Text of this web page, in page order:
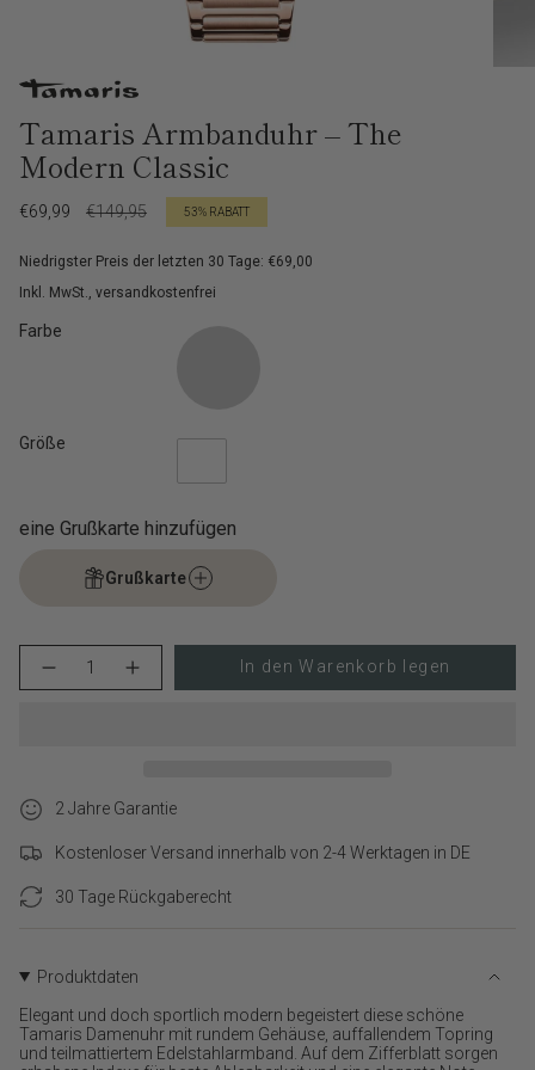
Tamaris Armbanduhr – The
Modern Classic
Verkaufspreis
€69,99
Regulärer
€149,95 53% RABATT
Niedrigster Preis der letzten 30 Tage: €69,00
Inkl. MwSt., versandkostenfrei
Farbe
Größe
eine Grußkarte hinzufügen
Grußkarte
</span>
Warenkorb",
"decrease"=>"Menge
für
}}
"multiples_of"=>"Schritte
von
{{
Menge
für
verringern
Schaltfläche
Modern
In den Warenkorb legen
2 Jahre Garantie
Kostenloser Versand innerhalb von 2-4 Werktagen in DE
30 Tage Rückgaberecht
Produktdaten
Elegant und doch sportlich modern begeistert diese schöne
Tamaris Damenuhr mit rundem Gehäuse, auffallendem Topring
und teilmattiertem Edelstahlarmband. Auf dem Zifferblatt sorgen